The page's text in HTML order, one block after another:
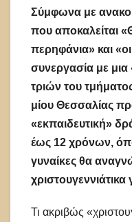
Σύμφωνα με
που αποκαλείται
περηφάνια» και
συνεργασία με
τριών του
μίου Θεσσαλίας
«εκπαιδευτική»
έως 12 χρόνων,
γυναίκες θα
χριστουγεννιάτικα
Τι ακριβώς